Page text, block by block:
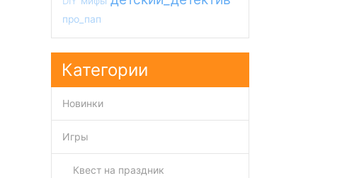
про_пап
Категории
Новинки
Игры
Квест на праздник